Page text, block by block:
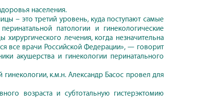
населения.
– это третий уровень, куда поступают самые
патологии и гинекологические
лечения, когда незначительна
все врачи Российской Федерации», — говорит
акушерства и гинекологии перинатального
к.м.н. Александр Басос провел для
возраста и субтотальную гистерэктомию